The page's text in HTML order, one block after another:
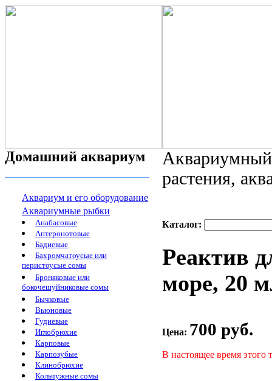
Домашний аквариум
Аквариум и его оборудование
Аквариумные рыбки
Анабасовые
Аптеронотовые
Бадиевые
Бахромчатоусые или
перистоусые сомы
Броняковые или
бокочешуйниковые сомы
Бычковые
Вьюновые
Гудиевые
Иглобрюхие
Карповые
Карпозубые
Клинобрюхие
Кольчужные сомы
растения,
Каталог:
Реактив
море, 20
Цена: 700 руб.
В настоящее время этого